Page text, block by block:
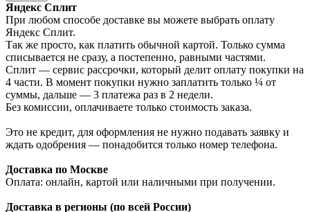
Яндекс Сплит
При любом способе доставке вы можете выбрать оплату
Яндекс Сплит.
Так же просто, как платить обычной картой. Только сумма
списывается не сразу, а постепенно, равными частями.
Сплит — сервис рассрочки, который делит оплату покупки на
4 части. В момент покупки нужно заплатить только ¼ от
суммы, дальше — 3 платежа раз в 2 недели.
Без комиссии, оплачиваете только стоимость заказа.
Это не кредит, для оформления не нужно подавать заявку и
ждать одобрения — понадобится только номер телефона.
Доставка по Москве
Оплата: онлайн, картой или наличными при получении.
Доставка в регионы (по всей России)